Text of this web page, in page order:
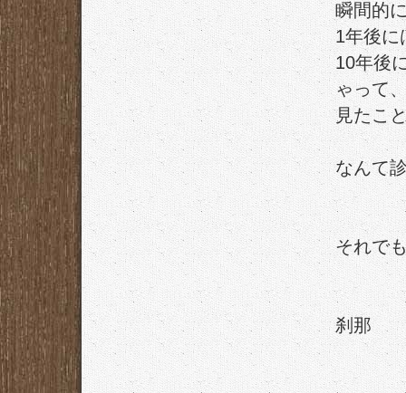
瞬間的
1年後に
10年後
ゃって
見たこ
なんて
それで
刹那